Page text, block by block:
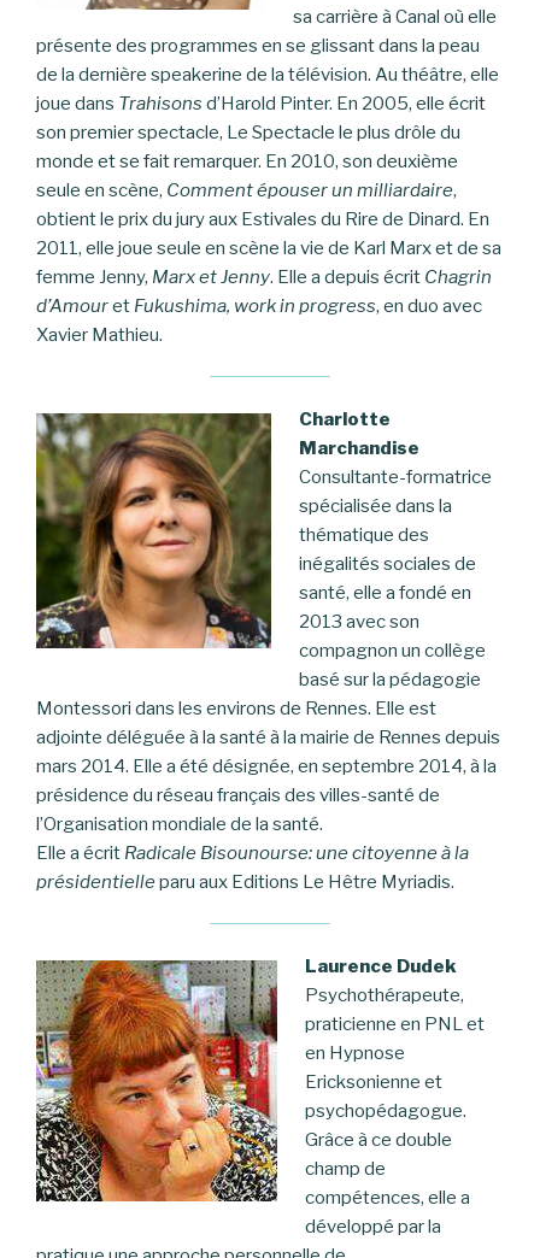
sa carrière à Canal où elle
présente des programmes en se glissant dans la peau
de la dernière speakerine de la télévision. Au théâtre, elle
joue dans Trahisons d’Harold Pinter. En 2005, elle écrit
son premier spectacle, Le Spectacle le plus drôle du
monde et se fait remarquer. En 2010, son deuxième
seule en scène, Comment épouser un milliardaire,
obtient le prix du jury aux Estivales du Rire de Dinard. En
2011, elle joue seule en scène la vie de Karl Marx et de sa
femme Jenny, Marx et Jenny. Elle a depuis écrit Chagrin
d’Amouret Fukushima, work in progress, en duo avec
Xavier Mathieu.
Charlotte
Marchandise
Consultante-formatrice
spécialisée dans la
thématique des
inégalités sociales de
santé, elle a fondé en
2013 avec son
compagnon un collège
basé sur la pédagogie
Montessori dans les environs de Rennes. Elle est
adjointe déléguée à la santé à la mairie de Rennes depuis
mars 2014. Elle a été désignée, en septembre 2014, à la
présidence du réseau français des villes-santé de
l’Organisation mondiale de la santé.
Elle a écrit Radicale Bisounourse: une citoyenne à la
présidentielleparu aux Editions Le Hêtre Myriadis.
Laurence Dudek
Psychothérapeute,
praticienne en PNL et
en Hypnose
Ericksonienne et
psychopédagogue.
Grâce à ce double
champ de
compétences, elle a
développé par la